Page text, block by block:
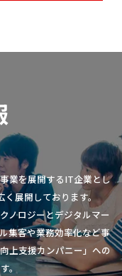
業を展開するIT企業とし
く展開しております。
ノロジーとデジタルマー
集客や業務効率化など事
上支援カンパニー」への
。